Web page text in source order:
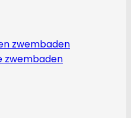
zwembaden
zwembaden